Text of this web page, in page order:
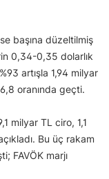
başına düzeltilmiş
0,34-0,35 dolarlık
artışla 1,94 milyar
oranında geçti.
milyar TL ciro, 1,1
Bu üç rakam
FAVÖK marjı